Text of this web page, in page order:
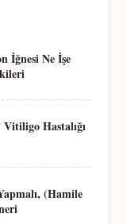
İğnesi Ne İşe
Hastalığı
(Hamile